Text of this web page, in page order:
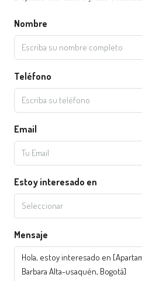
Nombre
Teléfono
Email
Estoy interesado en
Seleccionar
Mensaje